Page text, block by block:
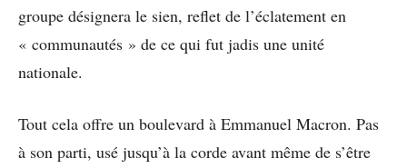
groupe désignera le sien, reflet de l’éclatement en
« communautés » de ce qui fut jadis une unité
nationale.
Tout cela offre un boulevard à Emmanuel Macron. Pas
à son parti, usé jusqu’à la corde avant même de s’être